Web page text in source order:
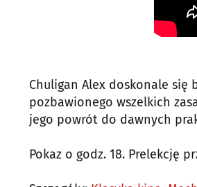
Chuligan Alex doskonale się
pozbawionego wszelkich
jego powrót do dawnych
Pokaz o godz. 18. Prelekcję